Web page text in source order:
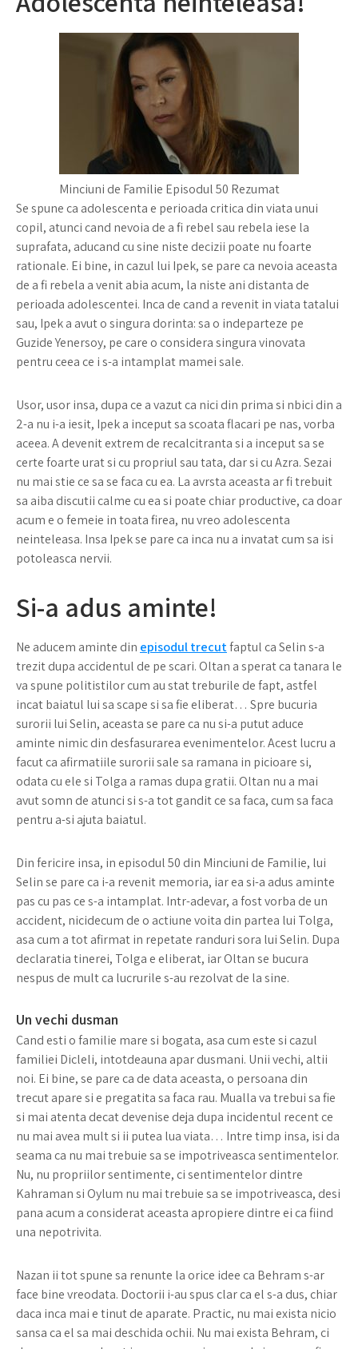
Minciuni de Familie Episodul 50 Rezumat
Se spune ca adolescenta e perioada critica din viata unui
copil, atunci cand nevoia de a fi rebel sau rebela iese la
suprafata, aducand cu sine niste decizii poate nu foarte
rationale. Ei bine, in cazul lui Ipek, se pare ca nevoia aceasta
de a fi rebela a venit abia acum, la niste ani distanta de
perioada adolescentei. Inca de cand a revenit in viata tatalui
sau, Ipek a avut o singura dorinta: sa o indeparteze pe
Guzide Yenersoy, pe care o considera singura vinovata
pentru ceea ce i s-a intamplat mamei sale.
Usor, usor insa, dupa ce a vazut ca nici din prima si nbici din a
2-a nu i-a iesit, Ipek a inceput sa scoata flacari pe nas, vorba
aceea. A devenit extrem de recalcitranta si a inceput sa se
certe foarte urat si cu propriul sau tata, dar si cu Azra. Sezai
nu mai stie ce sa se faca cu ea. La avrsta aceasta ar fi trebuit
sa aiba discutii calme cu ea si poate chiar productive, ca doar
acum e o femeie in toata firea, nu vreo adolescenta
neinteleasa. Insa Ipek se pare ca inca nu a invatat cum sa isi
potoleasca nervii.
Si-a adus aminte!
Ne aducem aminte din episodul trecutfaptul ca Selin s-a
trezit dupa accidentul de pe scari. Oltan a sperat ca tanara le
va spune politistilor cum au stat treburile de fapt, astfel
incat baiatul lui sa scape si sa fie eliberat… Spre bucuria
surorii lui Selin, aceasta se pare ca nu si-a putut aduce
aminte nimic din desfasurarea evenimentelor. Acest lucru a
facut ca afirmatiile surorii sale sa ramana in picioare si,
odata cu ele si Tolga a ramas dupa gratii. Oltan nu a mai
avut somn de atunci si s-a tot gandit ce sa faca, cum sa faca
pentru a-si ajuta baiatul.
Din fericire insa, in episodul 50 din Minciuni de Familie, lui
Selin se pare ca i-a revenit memoria, iar ea si-a adus aminte
pas cu pas ce s-a intamplat. Intr-adevar, a fost vorba de un
accident, nicidecum de o actiune voita din partea lui Tolga,
asa cum a tot afirmat in repetate randuri sora lui Selin. Dupa
declaratia tinerei, Tolga e eliberat, iar Oltan se bucura
nespus de mult ca lucrurile s-au rezolvat de la sine.
Un vechi dusman
Cand esti o familie mare si bogata, asa cum este si cazul
familiei Dicleli, intotdeauna apar dusmani. Unii vechi, altii
noi. Ei bine, se pare ca de data aceasta, o persoana din
trecut apare si e pregatita sa faca rau. Mualla va trebui sa fie
si mai atenta decat devenise deja dupa incidentul recent ce
nu mai avea mult si ii putea lua viata… Intre timp insa, isi da
seama ca nu mai trebuie sa se impotriveasca sentimentelor.
Nu, nu propriilor sentimente, ci sentimentelor dintre
Kahraman si Oylum nu mai trebuie sa se impotriveasca, desi
pana acum a considerat aceasta apropiere dintre ei ca fiind
una nepotrivita.
Nazan ii tot spune sa renunte la orice idee ca Behram s-ar
face bine vreodata. Doctorii i-au spus clar ca el s-a dus, chiar
daca inca mai e tinut de aparate. Practic, nu mai exista nicio
sansa ca el sa mai deschida ochii. Nu mai exista Behram, ci